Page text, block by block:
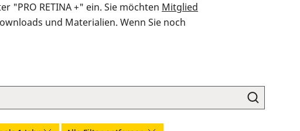
"PRO RETINA +" ein. Sie möchten Mitglied
und Materialien. Wenn Sie noch